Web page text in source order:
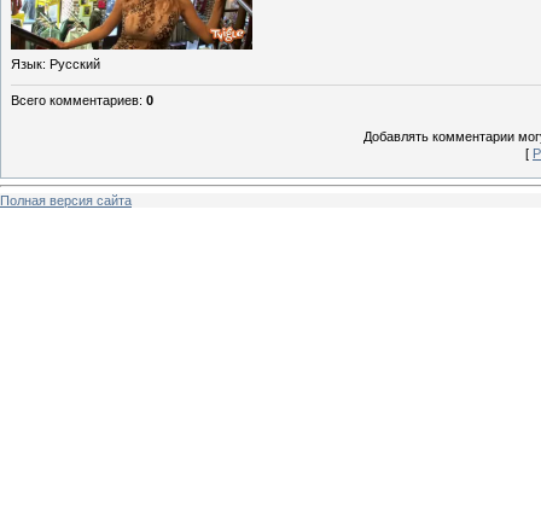
Язык: Русский
Всего комментариев: 0
Добавлять комментарии
[
Полная версия сайта